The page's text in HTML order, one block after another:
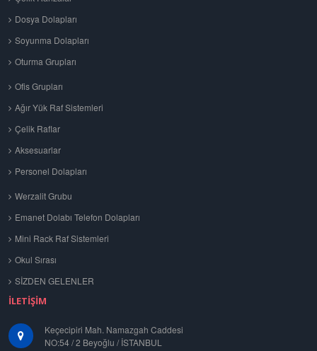
Dosya Dolapları
Soyunma Dolapları
Oturma Grupları
Ofis Grupları
Ağır Yük Raf Sistemleri
Çelik Raflar
Aksesuarlar
Personel Dolapları
Werzalit Grubu
Emanet Dolabı Telefon Dolapları
Mini Rack Raf Sistemleri
Okul Sırası
SİZDEN GELENLER
İLETIŞIM
Keçecipiri Mah. Namazgah Caddesi
NO:54 / 2 Beyoğlu / İSTANBUL